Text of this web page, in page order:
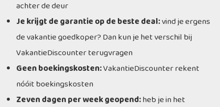
achter de deur
Je krijgt de garantie op de beste deal:vind je ergens
de vakantie goedkoper? Dan kun je het verschil bij
VakantieDiscounter terugvragen
Geen boekingskosten:VakantieDiscounter rekent
nóóit boekingskosten
Zeven dagen per week geopend:heb je in het